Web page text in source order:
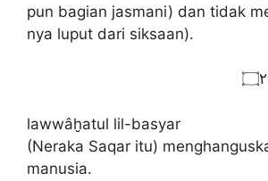
pun bagian jasmani) dan tidak
nya luput dari siksaan).
lawwâḫatul lil-basyar
(Neraka Saqar itu)
manusia.